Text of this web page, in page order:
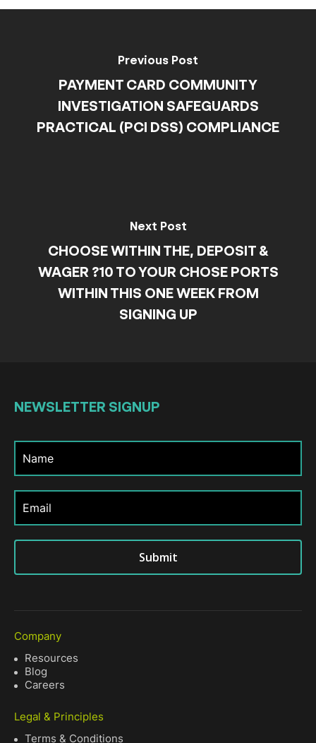
Previous Post
PAYMENT CARD COMMUNITY
INVESTIGATION SAFEGUARDS
PRACTICAL (PCI DSS) COMPLIANCE
Next Post
CHOOSE WITHIN THE, DEPOSIT &
WAGER ?10 TO YOUR CHOSE PORTS
WITHIN THIS ONE WEEK FROM
SIGNING UP
NEWSLETTER SIGNUP
Submit
Company
Resources
Blog
Careers
Legal & Principles
Terms & Conditions